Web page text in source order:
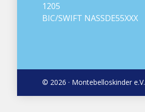
1205
BIC/SWIFT NASSDE55XXX
© 2026 · Montebelloskinder e.V.